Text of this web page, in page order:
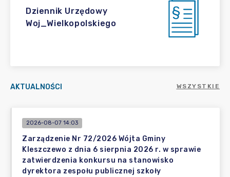
Dziennik Urzędowy
Woj_Wielkopolskiego
AKTUALNOŚCI WSZYSTKIE
2026-08-07 14:03
Zarządzenie Nr 72/2026 Wójta Gminy
Kleszczewo z dnia 6 sierpnia 2026 r. w sprawie
zatwierdzenia konkursu na stanowisko
dyrektora zespołu publicznej szkoły